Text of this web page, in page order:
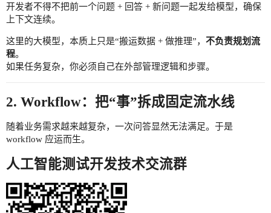
开发者不得不把前一个问题 + 回答 + 新问题一起发给模型，确保
上下文连续。
这里的大模型，本质上只是“搬运数据 + 做推理”， 不负责规划流
程。
如果任务复杂，你必须自己在外部管理逻辑和步骤。
2. Workflow：把“事”拆成固定流水线
随着业务需求越来越复杂，一次问答显然无法满足。于是
workflow 应运而生。
人工智能测试开发技术交流群